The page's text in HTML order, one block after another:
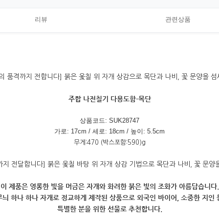
리뷰 관련상품
주합 나전칠기 다용도함-목단
상품코드: SUK28747
가로: 17cm / 세로: 18cm / 높이: 5.5cm
무게:470 (박스포함:590)g
이 제품은 영롱한 빛을 머금은 자개와 화려한 붉은 빛의 조화가 아름답습니다.
늬 하나 하나 자개로 정교하게 제작된 상품으로 외국인 바이어, 소중한 지인
특별한 분을 위한 선물로 추천합니다.